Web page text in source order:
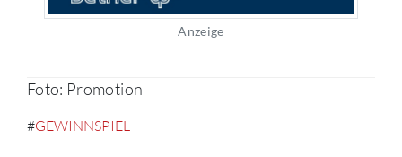
Anzeige
Foto: Promotion
#GEWINNSPIEL